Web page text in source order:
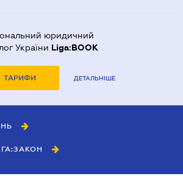
юридичний
України Liga:BOOK
ТАРИФИ ДЕТАЛЬНІШЕ